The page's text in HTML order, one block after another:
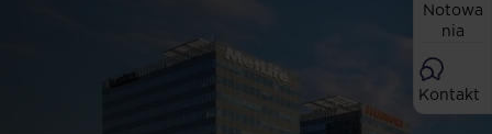
Notowa
nia
Kontakt